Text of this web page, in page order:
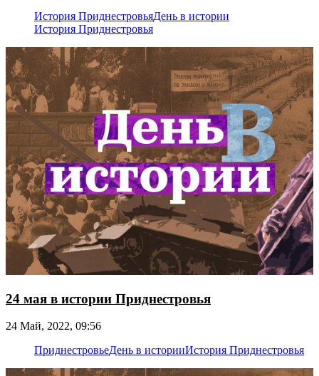
История ПриднестровьяДень в истории
История Приднестровья
24 мая в истории Приднестровья
24 Май, 2022, 09:56
ПриднестровьеДень в историиИстория Приднестровья